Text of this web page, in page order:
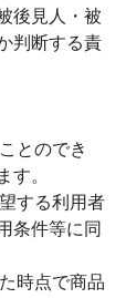
後見人・被
判断する責
とのでき
す。
する利用者
条件等に同
時点で商品